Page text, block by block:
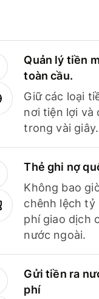
Quản lý tiền
toàn cầu.
Giữ các loại
nơi tiện lợi và
trong vài giây.
Thẻ ghi nợ
Không bao
chênh lệch tỷ
phí giao dịch
nước ngoài.
Gửi tiền ra
phí